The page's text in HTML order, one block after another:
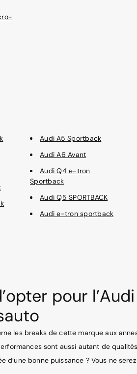
Audi A5 Sportback
Audi A6 Avant
Audi Q4 e-tron
Sportback
Audi Q5 SPORTBACK
Audi e-tron sportback
pour
les breaks de cette marque aux
sont aussi autant de
d’une bonne puissance ? Vous ne